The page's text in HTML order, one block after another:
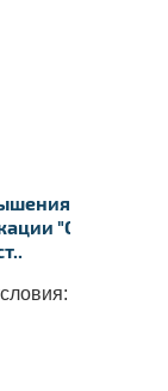
"Оценка
..